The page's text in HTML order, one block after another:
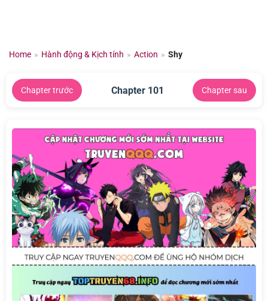
dungHome » Hành động & Kịch tính » Action » Shy
Chapter trước Chapter 101 Chapter sau